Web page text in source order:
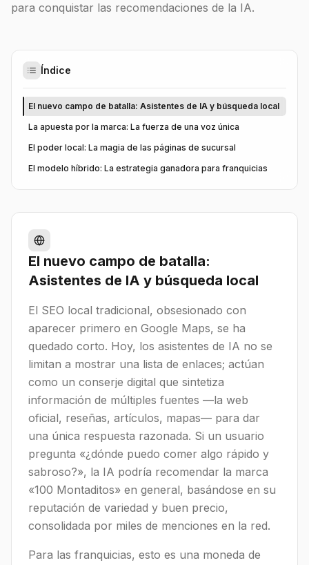
para conquistar las recomendaciones de la IA.
Índice
El nuevo campo de batalla: Asistentes de IA y búsqueda local
La apuesta por la marca: La fuerza de una voz única
El poder local: La magia de las páginas de sucursal
El modelo híbrido: La estrategia ganadora para franquicias
El nuevo campo de batalla:
Asistentes de IA y búsqueda local
El SEO local tradicional, obsesionado con
aparecer primero en Google Maps, se ha
quedado corto. Hoy, los asistentes de IA no se
limitan a mostrar una lista de enlaces; actúan
como un conserje digital que sintetiza
información de múltiples fuentes —la web
oficial, reseñas, artículos, mapas— para dar
una única respuesta razonada. Si un usuario
pregunta «¿dónde puedo comer algo rápido y
sabroso?», la IA podría recomendar la marca
«100 Montaditos» en general, basándose en su
reputación de variedad y buen precio,
consolidada por miles de menciones en la red.
Para las franquicias, esto es una moneda de